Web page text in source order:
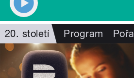
20. století Program